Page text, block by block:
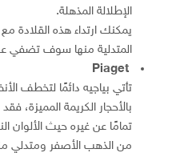
الإطلالة المذهلة.
يمكنك ارتداء هذه القلادة
المتدلية منها سوف تضفي
تأتي بياجيه دائمًا لتخطف
بالأحجار الكريمة المميزة،
تمامًا عن غيره حيث الألوان
من الذهب الأصفر ومتدلي